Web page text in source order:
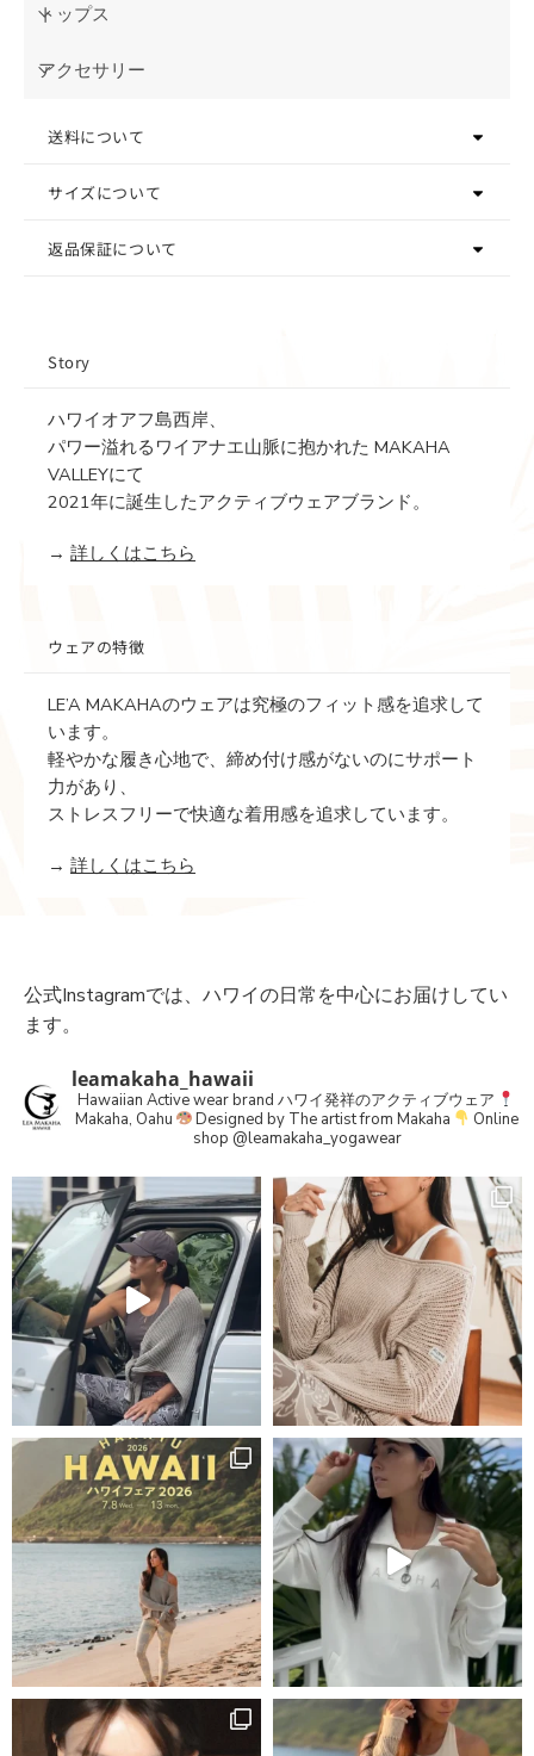
トップス
アクセサリー
送料について
サイズについて
返品保証について
Story
ハワイオアフ島西岸、
パワー溢れるワイアナエ山脈に抱かれた MAKAHA
VALLEYにて
2021年に誕生したアクティブウェアブランド。
→ 詳しくはこちら
ウェアの特徴
LE’A MAKAHAのウェアは究極のフィット感を追求して
います。
軽やかな履き心地で、締め付け感がないのにサポート
力があり、
ストレスフリーで快適な着用感を追求しています。
→ 詳しくはこちら
公式Instagramでは、ハワイの日常を中心にお届けしてい
ます。
leamakaha_hawaii
Hawaiian Active wear brand ハワイ発祥のアクティブウェア
Makaha, Oahu
Designed by The artist from Makaha
Online
shop @leamakaha_yogawear